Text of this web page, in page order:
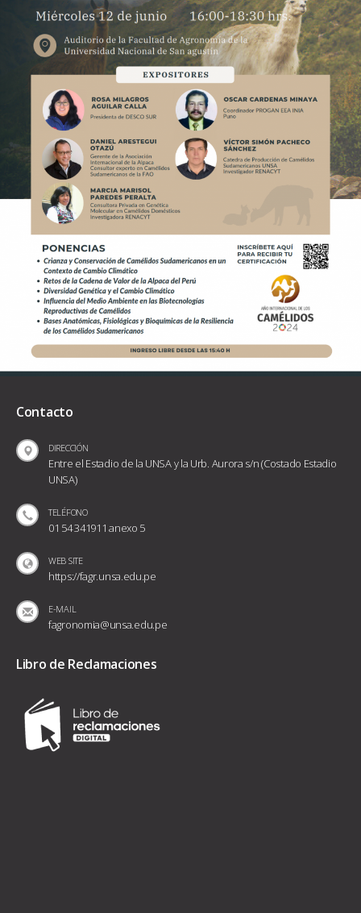
Contacto
DIRECCIÓN
Entre el Estadio de la UNSA y la Urb. Aurora s/n (Costado Estadio
UNSA)
TELÉFONO
01 54 341911 anexo 5
WEB SITE
https://fagr.unsa.edu.pe
E-MAIL
fagronomia@unsa.edu.pe
Libro de Reclamaciones